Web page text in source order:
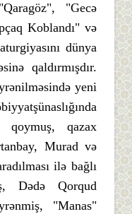
"Gecə
Koblandı" və
dünya
qaldırmışdır.
yeni
qoymuş, qazax
Murad və
ilə bağlı
Dədə Qorqud
"Manas"